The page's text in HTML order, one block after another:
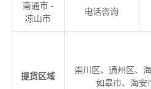
南通市 -
凉山市
电话咨询
提货区域
崇川区、通州区、
如皋市、海安